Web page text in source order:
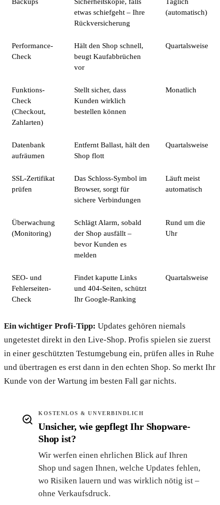
etwas schiefgeht – Ihre
Rückversicherung
(automatisch)
Performance-
Check
Hält den Shop schnell,
beugt Kaufabbrüchen
vor
Quartalsweise
Funktions-
Check
(Checkout,
Zahlarten)
Stellt sicher, dass
Kunden wirklich
bestellen können
Monatlich
Datenbank
aufräumen
Entfernt Ballast, hält den
Shop flott
Quartalsweise
SSL-Zertifikat
prüfen
Das Schloss-Symbol im
Browser, sorgt für
sichere Verbindungen
Läuft meist
automatisch
Überwachung
(Monitoring)
Schlägt Alarm, sobald
der Shop ausfällt –
bevor Kunden es
melden
Rund um die
Uhr
SEO- und
Fehlerseiten-
Check
Findet kaputte Links
und 404-Seiten, schützt
Ihr Google-Ranking
Quartalsweise
Ein wichtiger Profi-Tipp: Updates gehören niemals
ungetestet direkt in den Live-Shop. Profis spielen sie zuerst
in einer geschützten Testumgebung ein, prüfen alles in Ruhe
und übertragen es erst dann in den echten Shop. So merkt Ihr
Kunde von der Wartung im besten Fall gar nichts.
KOSTENLOS & UNVERBINDLICH
Unsicher, wie gepflegt Ihr Shopware-
Shop ist?
Wir werfen einen ehrlichen Blick auf Ihren
Shop und sagen Ihnen, welche Updates fehlen,
wo Risiken lauern und was wirklich nötig ist –
ohne Verkaufsdruck.